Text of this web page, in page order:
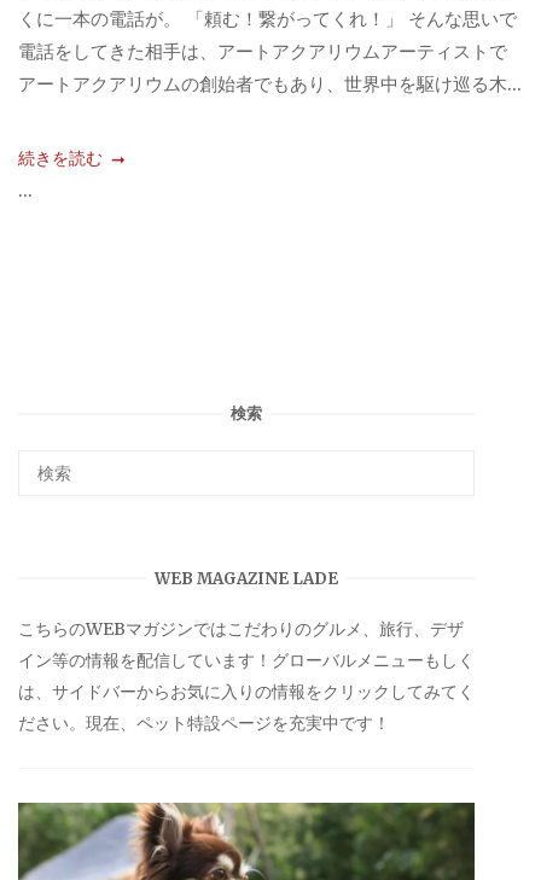
くに一本の電話が。 「頼む！繋がってくれ！」 そんな思いで
電話をしてきた相手は、アートアクアリウムアーティストで
アートアクアリウムの創始者でもあり、世界中を駆け巡る木...
続きを読む
...
検索
WEB MAGAZINE LADE
こちらのWEBマガジンではこだわりのグルメ、旅行、デザ
イン等の情報を配信しています！グローバルメニューもしく
は、サイドバーからお気に入りの情報をクリックしてみてく
ださい。現在、ペット特設ページを充実中です！